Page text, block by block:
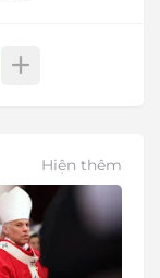
Hiện thêm